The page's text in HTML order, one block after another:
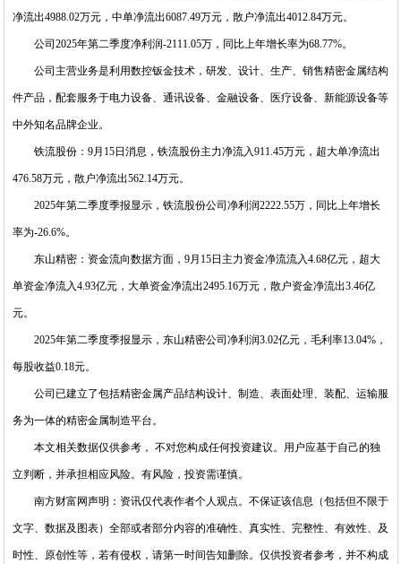
净流出4988.02万元，中单净流出6087.49万元，散户净流出4012.84万元。
公司2025年第二季度净利润-2111.05万，同比上年增长率为68.77%。
公司主营业务是利用数控钣金技术，研发、设计、生产、销售精密金属结构
件产品，配套服务于电力设备、通讯设备、金融设备、医疗设备、新能源设备等
中外知名品牌企业。
铁流股份：9月15日消息，铁流股份主力净流入911.45万元，超大单净流出
476.58万元，散户净流出562.14万元。
2025年第二季度季报显示，铁流股份公司净利润2222.55万，同比上年增长
率为-26.6%。
东山精密：资金流向数据方面，9月15日主力资金净流流入4.68亿元，超大
单资金净流入4.93亿元，大单资金净流出2495.16万元，散户资金净流出3.46亿
元。
2025年第二季度季报显示，东山精密公司净利润3.02亿元，毛利率13.04%，
每股收益0.18元。
公司已建立了包括精密金属产品结构设计、制造、表面处理、装配、运输服
务为一体的精密金属制造平台。
本文相关数据仅供参考， 不对您构成任何投资建议。用户应基于自己的独
立判断，并承担相应风险。有风险，投资需谨慎。
南方财富网声明：资讯仅代表作者个人观点。不保证该信息（包括但不限于
文字、数据及图表）全部或者部分内容的准确性、真实性、完整性、有效性、及
时性、原创性等，若有侵权，请第一时间告知删除。仅供投资者参考，并不构成